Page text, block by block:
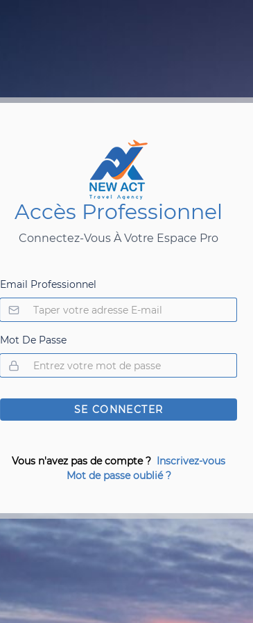
Accès Professionnel
Connectez-Vous À Votre Espace Pro
Email Professionnel
Mot De Passe
SE CONNECTER
Vous n'avez pas de compte ? Inscrivez-vous
Mot de passe oublié ?